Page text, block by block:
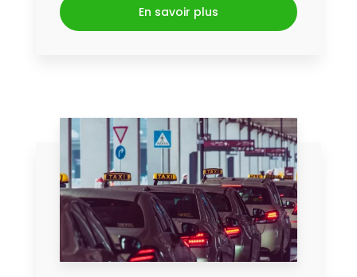
En savoir plus